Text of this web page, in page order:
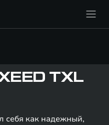
TXL
себя как надежный,